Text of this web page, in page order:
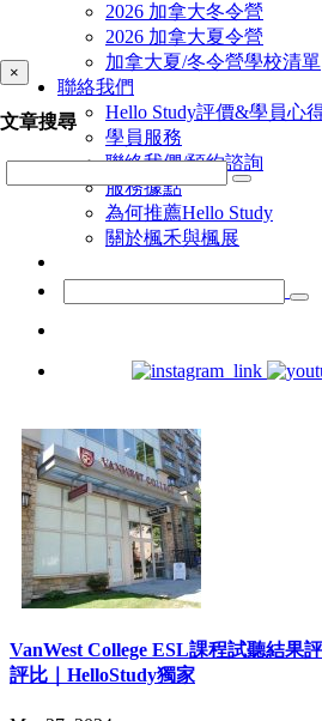
2026 加拿大冬令營
2026 加拿大夏令營
加拿大夏/冬令營學校清單
聯絡我們
Hello Study評價&學員心
學員服務
聯絡我們/預約諮詢
服務據點
為何推薦Hello Study
關於楓禾與楓展
VanWest College ESL課程試聽結果
評比｜HelloStudy獨家
×
文章搜尋